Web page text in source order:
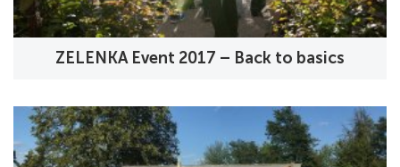
ZELENKA Event 2017 – Back to basics